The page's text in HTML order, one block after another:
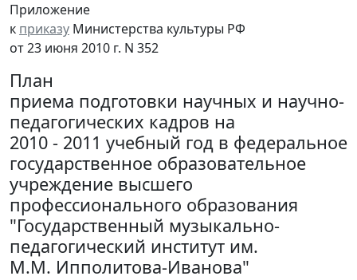
Приложение
к приказу Министерства культуры РФ
от 23 июня 2010 г. N 352
План
приема подготовки научных и научно-
педагогических кадров на
2010 - 2011 учебный год в федеральное
государственное образовательное
учреждение высшего
профессионального образования
"Государственный музыкально-
педагогический институт им.
М.М. Ипполитова-Иванова"